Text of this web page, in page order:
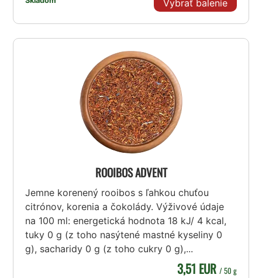
Vybrať balenie
ROOIBOS ADVENT
Jemne korenený rooibos s ľahkou chuťou
citrónov, korenia a čokolády. Výživové údaje
na 100 ml: energetická hodnota 18 kJ/ 4 kcal,
tuky 0 g (z toho nasýtené mastné kyseliny 0
g), sacharidy 0 g (z toho cukry 0 g),...
3,51 EUR / 50 g